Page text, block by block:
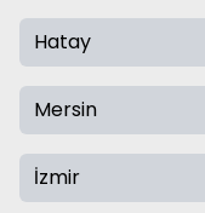
Hatay
Mersin
İzmir